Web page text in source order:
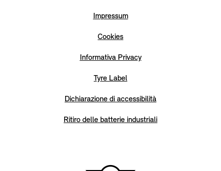
Impressum
Cookies
Informativa Privacy
Tyre Label
Dichiarazione di accessibilità
Ritiro delle batterie industriali